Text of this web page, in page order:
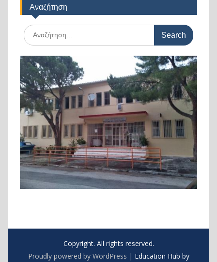
Αναζήτηση
Search
for:
Copyright. All rights reserved.
Proudly powered by WordPress | Education Hub by